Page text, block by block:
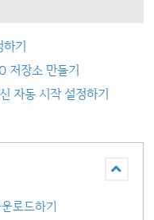
기
저장소 만들기
자동 시작 설정하기
로드하기